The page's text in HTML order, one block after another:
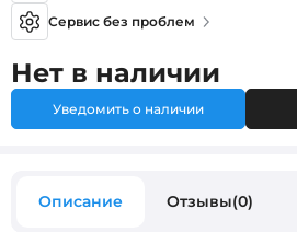
Сервис без проблем
Нет в наличии
Уведомить о наличии
Описание Отзывы(0)